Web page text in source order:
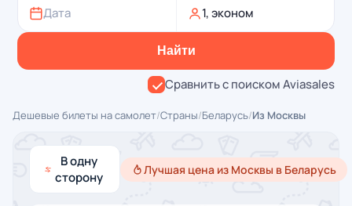
Дата 1, эконом
Найти
Сравнить с поиском Aviasales
Дешевые билеты на самолет/Страны/Беларусь/Из Москвы
В одну
сторону
Лучшая цена из Москвы в Беларусь